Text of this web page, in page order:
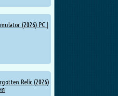
(2026) PC |
Relic (2026)